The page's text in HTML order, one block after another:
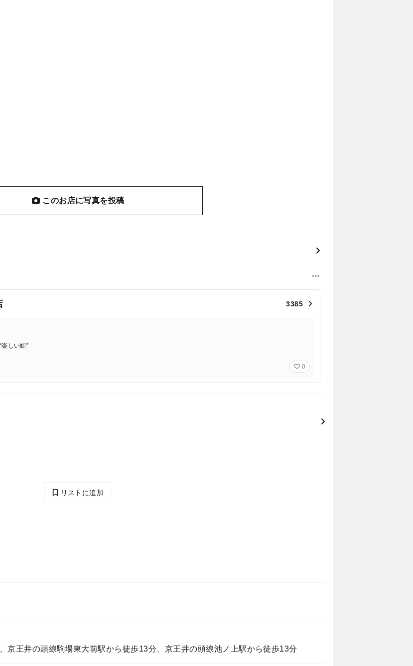
このお店に写真を投稿
3385
しい鮨”
0
リストに追加
京王井の頭線駒場東大前駅から徒歩13分、京王井の頭線池ノ上駅から徒歩13分